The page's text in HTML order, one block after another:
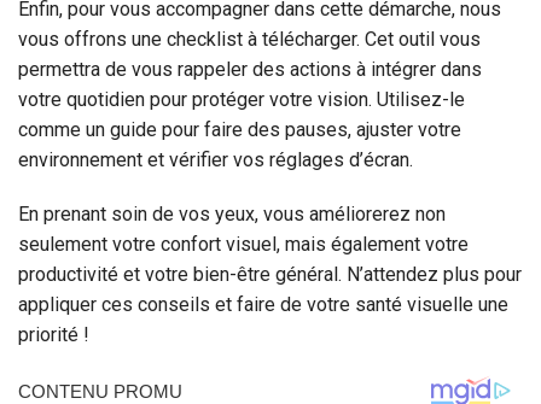
Enfin, pour vous accompagner dans cette démarche, nous
vous offrons une checklist à télécharger. Cet outil vous
permettra de vous rappeler des actions à intégrer dans
votre quotidien pour protéger votre vision. Utilisez-le
comme un guide pour faire des pauses, ajuster votre
environnement et vérifier vos réglages d’écran.
En prenant soin de vos yeux, vous améliorerez non
seulement votre confort visuel, mais également votre
productivité et votre bien-être général. N’attendez plus pour
appliquer ces conseils et faire de votre santé visuelle une
priorité !